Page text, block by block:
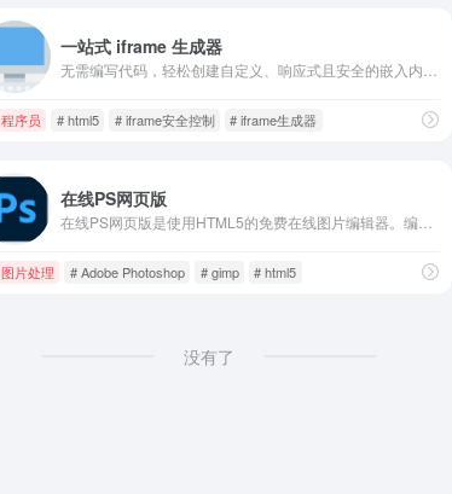
一站式 iframe 生成器
程序员 # html5 # iframe安全控制 # iframe生成器
在线PS网页版
图片处理 # Adobe Photoshop # gimp # html5
没有了